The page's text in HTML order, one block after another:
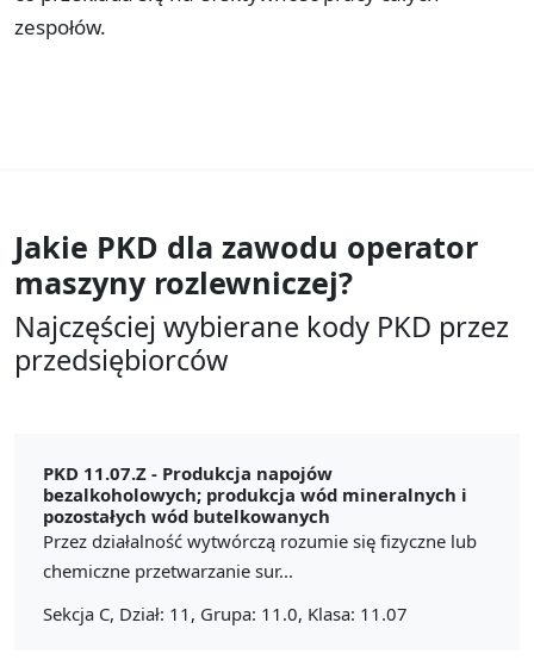
zespołów.
Jakie PKD dla zawodu operator
maszyny rozlewniczej?
Najczęściej wybierane kody PKD przez
przedsiębiorców
PKD 11.07.Z - Produkcja napojów
bezalkoholowych; produkcja wód mineralnych i
pozostałych wód butelkowanych
Przez działalność wytwórczą rozumie się fizyczne lub
chemiczne przetwarzanie sur...
Sekcja C, Dział: 11, Grupa: 11.0, Klasa: 11.07